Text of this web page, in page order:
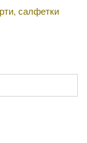
салфетки